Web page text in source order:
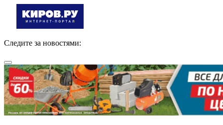
Следите за новостями: